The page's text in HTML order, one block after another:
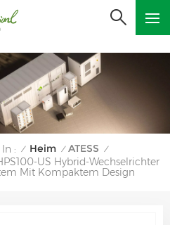
: / Heim / ATESS /
US Hybrid-Wechselrichter
Mit Kompaktem Design